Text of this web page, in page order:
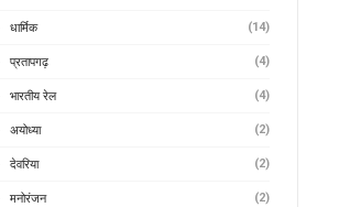
धार्मिक (14)
प्रतापगढ़ (4)
भारतीय रेल (4)
अयोध्या (2)
देवरिया (2)
मनोरंजन (2)